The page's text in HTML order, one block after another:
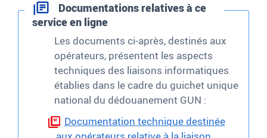
Documentations relatives à ce
service en ligne
Les documents ci-après, destinés aux
opérateurs, présentent les aspects
techniques des liaisons informatiques
établies dans le cadre du guichet unique
national du dédouanement GUN :
Documentation technique destinée